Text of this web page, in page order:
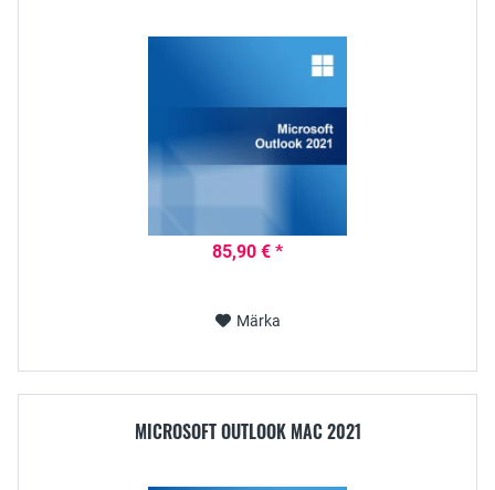
85,90 € *
Märka
MICROSOFT OUTLOOK MAC 2021